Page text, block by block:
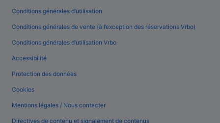
Conditions générales d’utilisation
Conditions générales de vente (à l’exception des réservations Vrbo)
Conditions générales d’utilisation Vrbo
Accessibilité
Protection des données
Cookies
Mentions légales / Nous contacter
Directives de contenu et signalement de contenus